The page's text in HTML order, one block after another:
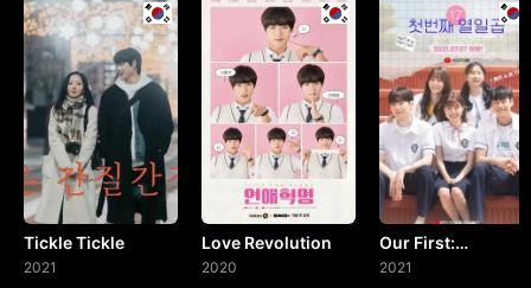
Tickle Tickle
2021
Love Revolution
2020
Our First:
Seventeen
2021